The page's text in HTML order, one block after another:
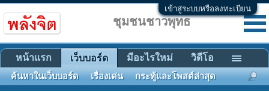
เข้าสู่ระบบหรือลงทะเบียน
ชุมชนชาวพุทธ
หน้าแรก เว็บบอร์ด
ค้นหาในเว็บบอร์ด เรื่องเด่น กระทู้และโพสต์ล่าสุด
มีอะไรใหม่ วิดีโอ